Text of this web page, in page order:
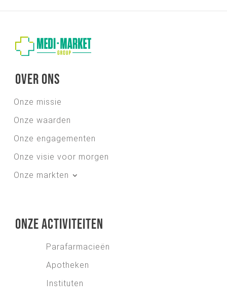
Over ons
Onze missie
Onze waarden
Onze engagementen
Onze visie voor morgen
Onze markten
Onze activiteiten
Parafarmacieën
Apotheken
Instituten